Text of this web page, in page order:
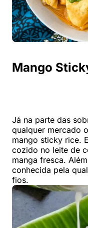
Mango
Já na parte das
qualquer mercado
mango sticky rice.
cozido no leite de
manga fresca.
conhecida pela
fios.